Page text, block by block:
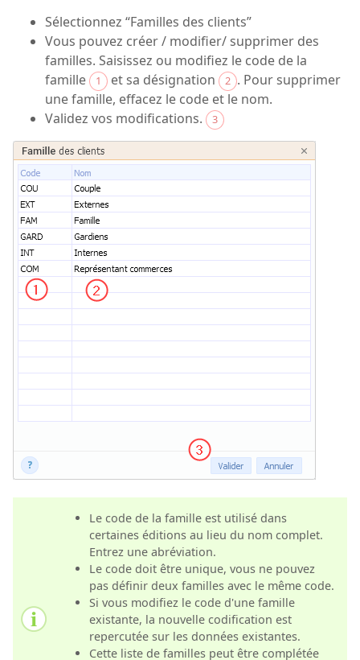
Sélectionnez “Familles des clients”
Vous pouvez créer / modifier/ supprimer des
familles. Saisissez ou modifiez le code de la
famille
1 et sa désignation 2 . Pour supprimer
une famille, effacez le code et le nom.
Validez vos modifications.
3
Le code de la famille est utilisé dans
certaines éditions au lieu du nom complet.
Entrez une abréviation.
Le code doit être unique, vous ne pouvez
pas définir deux familles avec le même code.
Si vous modifiez le code d'une famille
existante, la nouvelle codification est
repercutée sur les données existantes.
Cette liste de familles peut être complétée